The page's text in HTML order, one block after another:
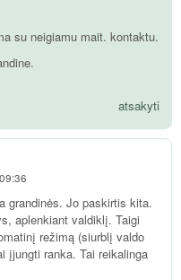
su neigiamu mait. kontaktu.
atsakyti
grandinės. Jo paskirtis kita.
aplenkiant valdiklį. Taigi
režimą (siurblį valdo
įjungti ranka. Tai reikalinga